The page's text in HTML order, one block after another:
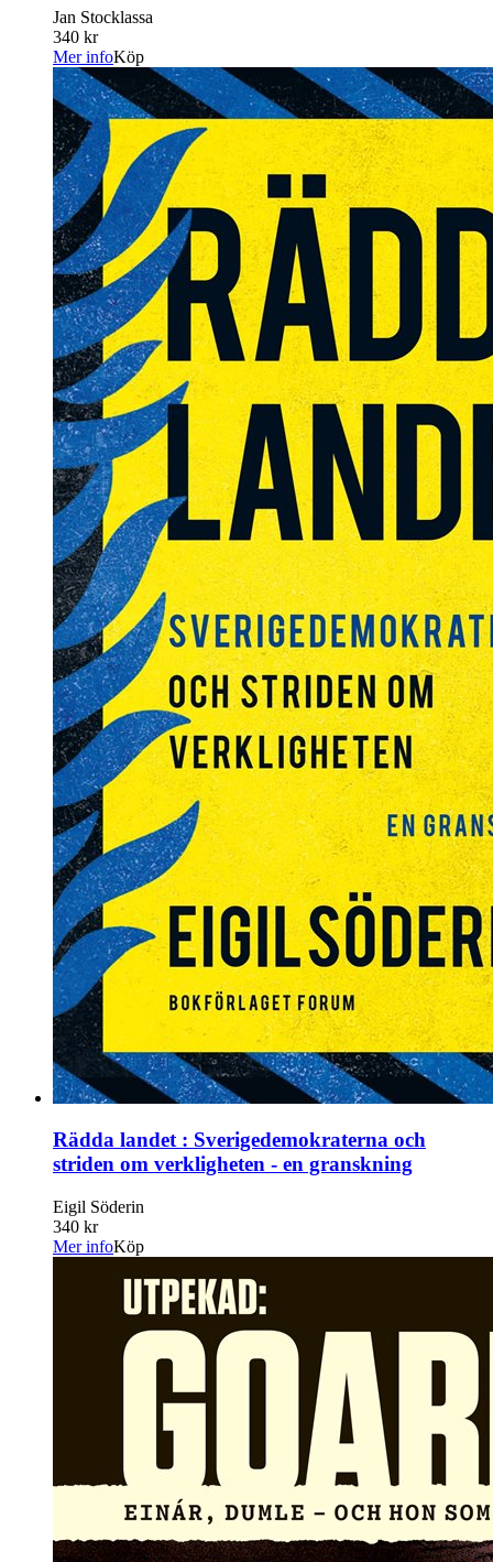
Jan Stocklassa
340 kr
Mer infoKöp
Rädda landet : Sverigedemokraterna och
striden om verkligheten - en granskning
Eigil Söderin
340 kr
Mer infoKöp